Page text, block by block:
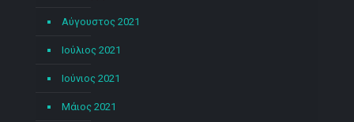
Αύγουστος 2021
Ιούλιος 2021
Ιούνιος 2021
Μάιος 2021